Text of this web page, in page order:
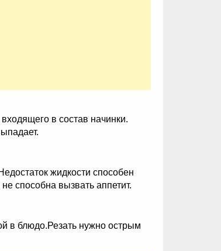
в состав начинки.
жидкости способен
способна вызвать аппетит.
в блюдо.Резать нужно острым